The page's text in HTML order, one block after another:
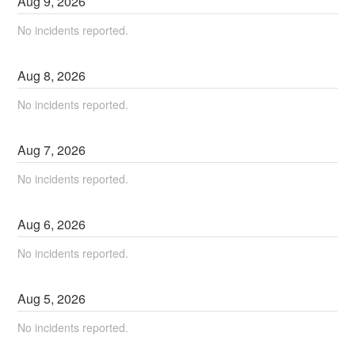
No incidents reported.
Aug8,2026
No incidents reported.
Aug7,2026
No incidents reported.
Aug6,2026
No incidents reported.
Aug5,2026
No incidents reported.